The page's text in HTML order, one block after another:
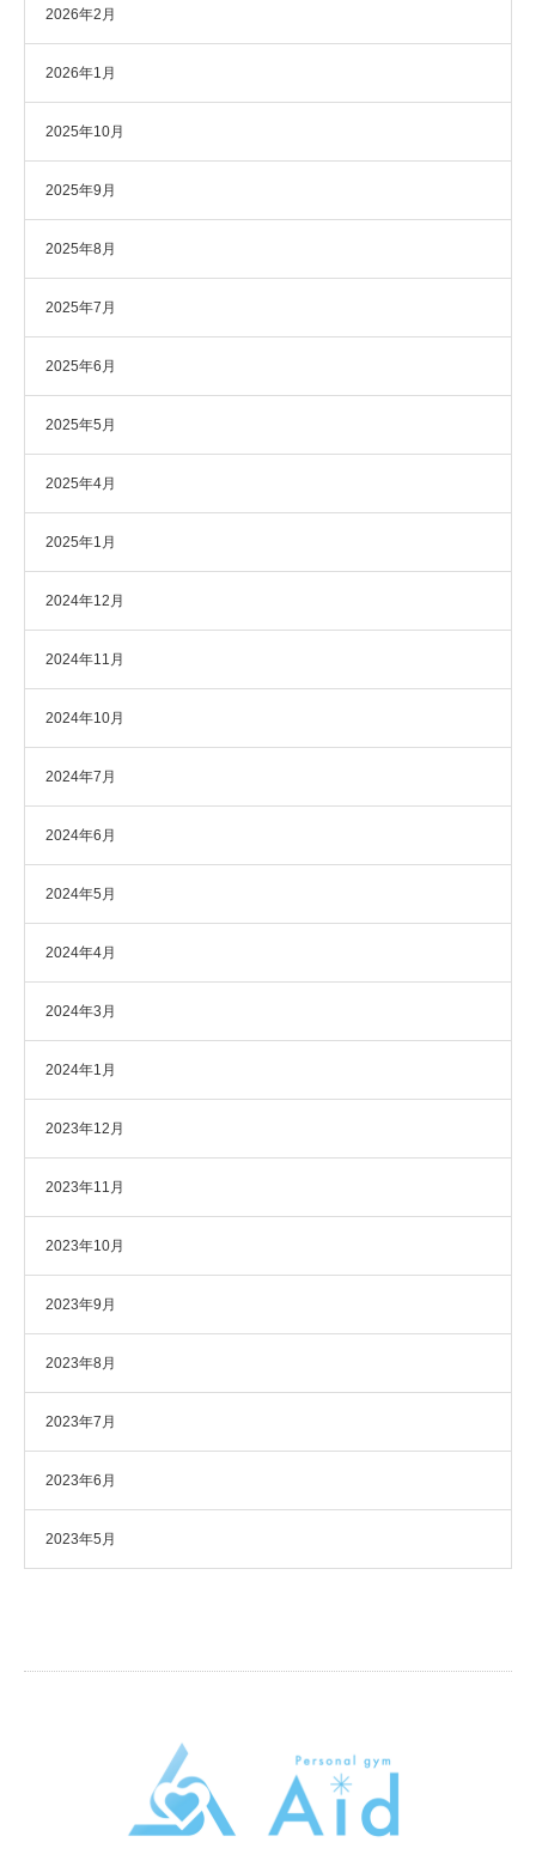
2026年2月
2026年1月
2025年10月
2025年9月
2025年8月
2025年7月
2025年6月
2025年5月
2025年4月
2025年1月
2024年12月
2024年11月
2024年10月
2024年7月
2024年6月
2024年5月
2024年4月
2024年3月
2024年1月
2023年12月
2023年11月
2023年10月
2023年9月
2023年8月
2023年7月
2023年6月
2023年5月